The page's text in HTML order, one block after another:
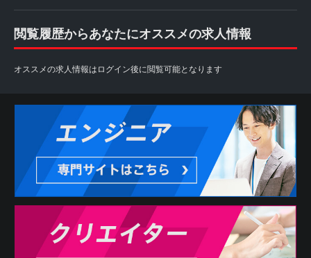
閲覧履歴からあなたにオススメの求人情報
オススメの求人情報はログイン後に閲覧可能となります